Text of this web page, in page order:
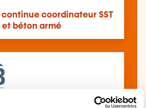
continue coordinateur SST
béton armé